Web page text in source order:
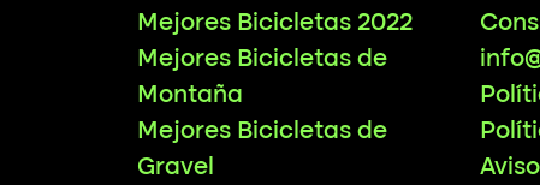
Mejores Bicicletas 2022
Mejores Bicicletas de
Montaña
Mejores Bicicletas de
Gravel